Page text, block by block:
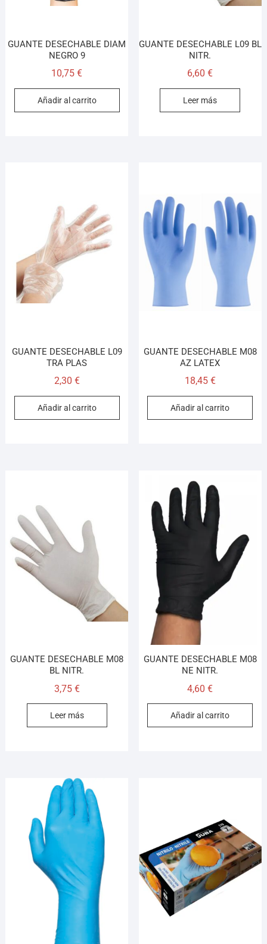
GUANTE DESECHABLE DIAM
NEGRO 9
10,75€
Añadir al carrito
GUANTE DESECHABLE L09 BL
NITR.
6,60€
Leer más
GUANTE DESECHABLE L09
TRA PLAS
2,30 €
Añadir al carrito
GUANTE DESECHABLE M08
AZ LATEX
18,45 €
Añadir al carrito
GUANTE DESECHABLE M08
BL NITR.
3,75 €
Leer más
GUANTE DESECHABLE M08
NE NITR.
4,60€
Añadir al carrito